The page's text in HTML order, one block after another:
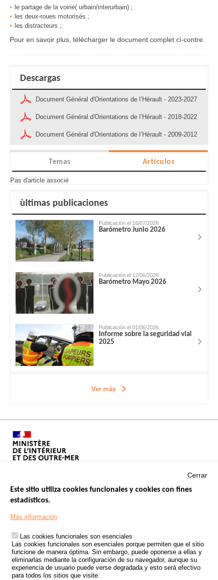
le partage de la voirie( urbain/interurbain) ;
les deux-roues motorisés ;
les distracteurs ;
Pour en savoir plus, télécharger le document complet ci-contre.
Descargas
Document Général d'Orientations de l’Hérault - 2023-2027
Document Général d'Orientations de l’Hérault - 2018-2022
Document Général d'Orientations de l’Hérault - 2009-2012
Temas Artículos
Pas d'article associé
ùltimas publicaciones
Publicación el 16/07/2026
Barómetro Junio 2026
Publicación el 12/06/2026
Barómetro Mayo 2026
Publicación el 01/06/2026
Informe sobre la seguridad vial
2025
Ver más
Footer
TRATAMIENTO DE DATOS PERSONALES PROCEDENTES DE
ACCIDENTES DE TRÁFICO
ESTUDIOS
CONVOCATORIA DE PROYECTOS DE ESTUDIOS
Cerrar
Este sitio utiliza cookies funcionales y cookies con fines
estadísticos.
Más información
Las cookies funcionales son esenciales
Las cookies funcionales son esenciales porque permiten que el sitio
funcione de manera óptima. Sin embargo, puede oponerse a ellas y
eliminarlas mediante la configuración de su navegador, aunque su
experiencia de usuario puede verse degradada y esto será efectivo
para todos los sitios que visite.